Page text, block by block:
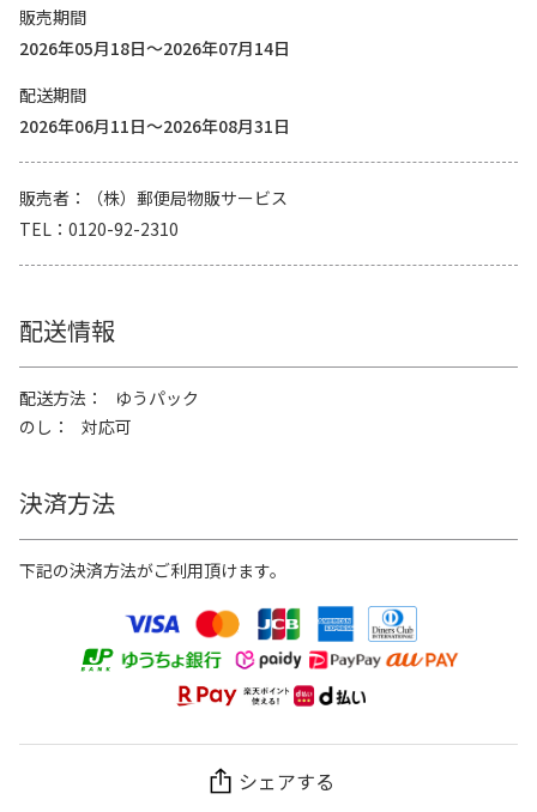
販売期間
2026年05月18日～2026年07月14日
配送期間
2026年06月11日～2026年08月31日
販売者
（株）郵便局物販サービス
TEL
0120-92-2310
配送情報
配送方法
ゆうパック
のし
対応可
決済方法
下記の決済方法がご利用頂けます。
シェアする